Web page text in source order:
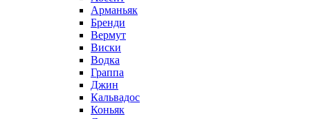
Арманьяк
Бренди
Вермут
Виски
Водка
Граппа
Джин
Кальвадос
Коньяк